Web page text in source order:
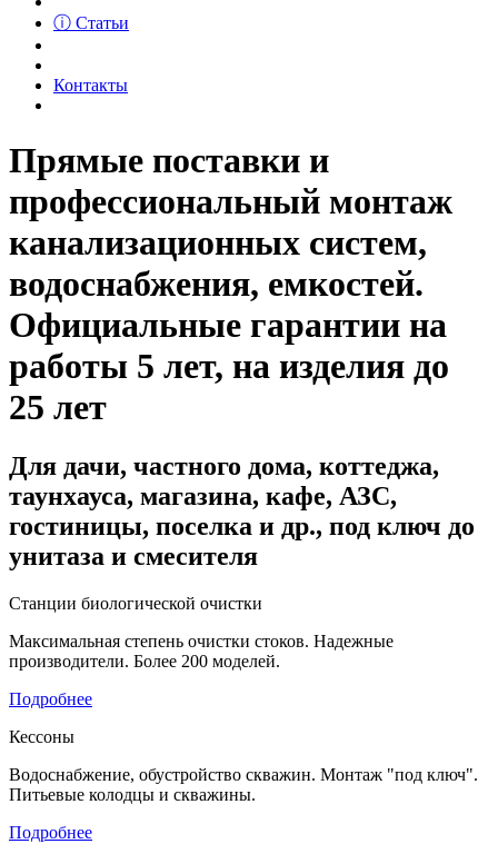
ⓘ Статьи
Контакты
Прямые поставки и
профессиональный монтаж
канализационных систем,
водоснабжения, емкостей.
Официальные гарантии на
работы 5 лет, на изделия до
25 лет
Для дачи, частного дома, коттеджа,
таунхауса, магазина, кафе, АЗС,
гостиницы, поселка и др., под ключ до
унитаза и смесителя
Станции биологической очистки
Максимальная степень очистки стоков. Надежные
производители. Более 200 моделей.
Подробнее
Кессоны
Водоснабжение, обустройство скважин. Монтаж "под ключ".
Питьевые колодцы и скважины.
Подробнее